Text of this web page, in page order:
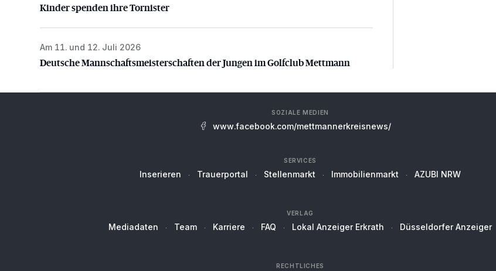
Kinder spenden ihre Tornister
Deutsche Mannschaftsmeisterschaften der Jungen im Golfclub Mettmann
Am 11. und 12. Juli 2026
Deutsche Mannschaftsmeisterschaften der Jungen im Golfclub Mettmann
SOZIALE MEDIEN
www.facebook.com/mettmannerkreisnews/
SERVICES
Inserieren Trauerportal Stellenmarkt Immobilienmarkt AZUBI NRW
VERLAG
Mediadaten Team Karriere FAQ Lokal Anzeiger Erkrath Düsseldorfer Anzeiger
RECHTLICHES